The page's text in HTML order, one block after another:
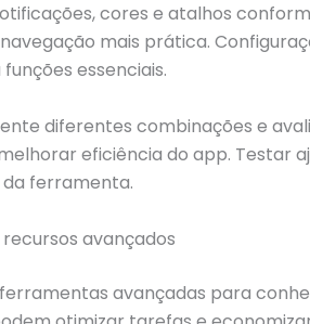
cores e atalhos
mais prática.
essenciais.
diferentes combinações e
eficiência do app. Testar
ferramenta.
avançados
avançadas para